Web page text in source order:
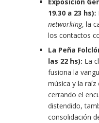
Exposición
19.30 a 23 hs):
networking, la
los contactos
La Peña
las 22 hs): La
fusiona la
música y la raíz
cerrando el
distendido,
consolidación